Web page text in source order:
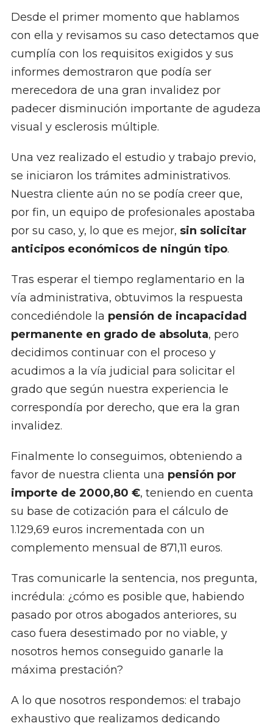
Desde el primer momento que hablamos
con ella y revisamos su caso detectamos que
cumplía con los requisitos exigidos y sus
informes demostraron que podía ser
merecedora de una gran invalidez por
padecer disminución importante de agudeza
visual y esclerosis múltiple.
Una vez realizado el estudio y trabajo previo,
se iniciaron los trámites administrativos.
Nuestra cliente aún no se podía creer que,
por fin, un equipo de profesionales apostaba
por su caso, y, lo que es mejor, sin solicitar
anticipos económicos de ningún tipo.
Tras esperar el tiempo reglamentario en la
vía administrativa, obtuvimos la respuesta
concediéndole la pensión de incapacidad
permanente en grado de absoluta, pero
decidimos continuar con el proceso y
acudimos a la vía judicial para solicitar el
grado que según nuestra experiencia le
correspondía por derecho, que era la gran
invalidez.
Finalmente lo conseguimos, obteniendo a
favor de nuestra clienta una pensión por
importe de 2000,80 €, teniendo en cuenta
su base de cotización para el cálculo de
1.129,69 euros incrementada con un
complemento mensual de 871,11 euros.
Tras comunicarle la sentencia, nos pregunta,
incrédula: ¿cómo es posible que, habiendo
pasado por otros abogados anteriores, su
caso fuera desestimado por no viable, y
nosotros hemos conseguido ganarle la
máxima prestación?
A lo que nosotros respondemos: el trabajo
exhaustivo que realizamos dedicando